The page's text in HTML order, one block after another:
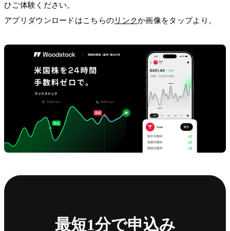
ひご体験ください。
アプリダウンロードはこちらのリンクか画像をタップより。
最短1分で申込み